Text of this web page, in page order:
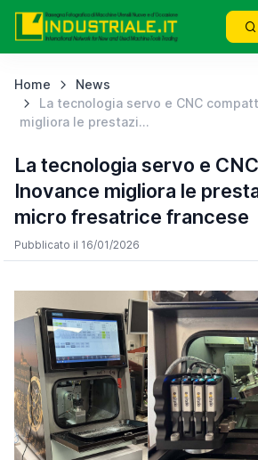
Home
News
La tecnologia servo e CNC
migliora le prestazi...
La tecnologia servo e
Inovance migliora le
micro fresatrice francese
Pubblicato il 16/01/2026